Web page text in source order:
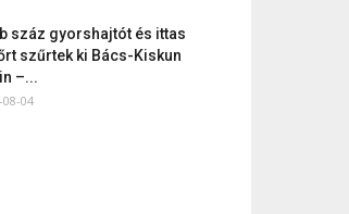
száz gyorshajtót és ittas
szűrtek ki Bács-Kiskun
–...
08-04